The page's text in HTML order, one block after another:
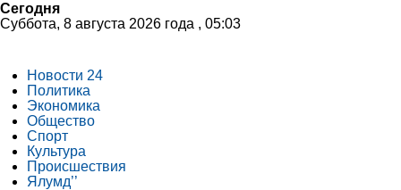
Сегодня
Суббота, 8 августа 2026 года , 05:03
Новости 24
Политика
Экономика
Общество
Спорт
Культура
Происшествия
Ялумд’’